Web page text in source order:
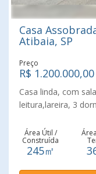
mostrar.
Casa
Atibaia, SP
Preço
R$ 1.200.000,00
Casa linda, com
leitura,lareira, 3
churrasqueira,
e 3 vagas
sua visita.
Área Útil /
Construída
245㎡